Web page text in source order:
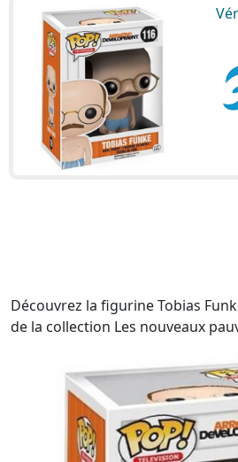
Découvrez la figurine Tobias
de la collection Les nouveaux